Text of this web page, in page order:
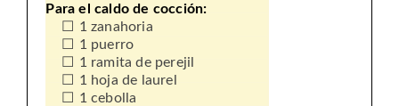
Para el caldo de cocción:
1 zanahoria
1 puerro
1 ramita de perejil
1 hoja de laurel
1 cebolla